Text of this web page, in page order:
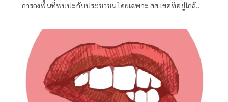
การลงพื้นที่พบปะกับประชาชน โดยเฉพาะ สส.เขตที่อยู่ใกล้ชิด
ปัญหาในเขต